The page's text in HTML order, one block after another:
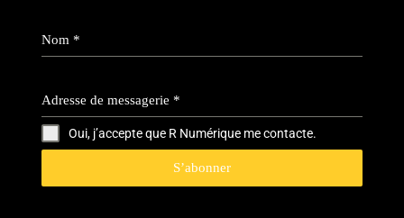
Nom *
Adresse de messagerie *
Oui, j’accepte que R Numérique me contacte.
S’abonner